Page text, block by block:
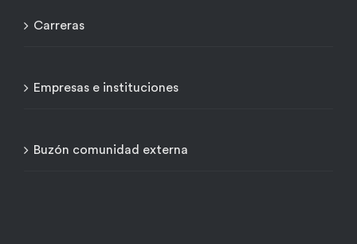
Carreras
Empresas e instituciones
Buzón comunidad externa